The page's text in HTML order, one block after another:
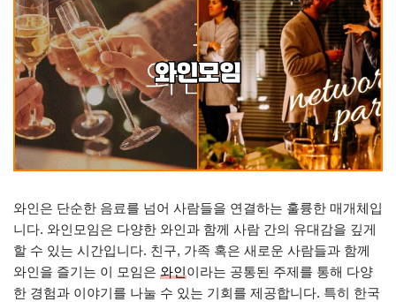
와인은 단순한 음료를 넘어 사람들을 연결하는 훌륭한 매개체입
니다. 와인모임은 다양한 와인과 함께 사람 간의 유대감을 깊게
할 수 있는 시간입니다. 친구, 가족 혹은 새로운 사람들과 함께
와인을 즐기는 이 모임은 와인이라는 공통된 주제를 통해 다양
한 경험과 이야기를 나눌 수 있는 기회를 제공합니다. 특히 한국